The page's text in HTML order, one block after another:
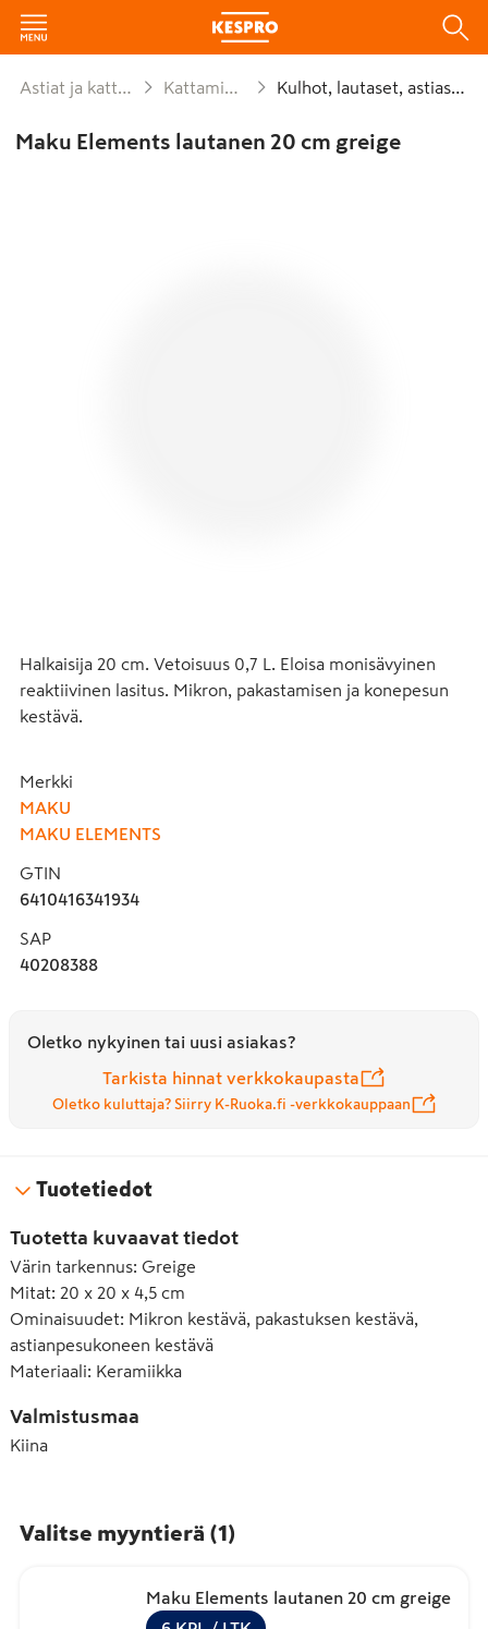
Astiat ja kattaus Kattaminen Kulhot, lautaset, astiastot
Maku Elements lautanen 20 cm greige
Halkaisija 20 cm. Vetoisuus 0,7 L. Eloisa monisävyinen
reaktiivinen lasitus. Mikron, pakastamisen ja konepesun
kestävä.
Merkki
MAKU
MAKU ELEMENTS
GTIN
6410416341934
SAP
40208388
Oletko nykyinen tai uusi asiakas?
Tarkista hinnat verkkokaupasta
Oletko kuluttaja? Siirry K-Ruoka.fi -verkkokauppaan
Tuotetiedot
Tuotetta kuvaavat tiedot
Värin tarkennus: Greige
Mitat: 20 x 20 x 4,5 cm
Ominaisuudet: Mikron kestävä, pakastuksen kestävä,
astianpesukoneen kestävä
Materiaali: Keramiikka
Valmistusmaa
Kiina
Valitse myyntierä (1)
Maku Elements lautanen 20 cm greige